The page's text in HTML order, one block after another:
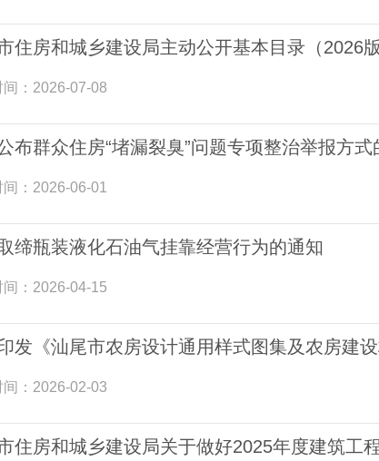
住房和城乡建设局主动公开基本目录（2026版
： 2026-07-08
布群众住房“堵漏裂臭”问题专项整治举报方式
： 2026-06-01
缔瓶装液化石油气挂靠经营行为的通知
： 2026-04-15
发《汕尾市农房设计通用样式图集及农房建
： 2026-02-03
住房和城乡建设局关于做好2025年度建筑工